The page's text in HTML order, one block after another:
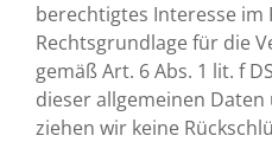
berechtigtes Interesse im
Rechtsgrundlage für die
gemäß Art. 6 Abs. 1 lit. f
dieser allgemeinen
ziehen wir keine